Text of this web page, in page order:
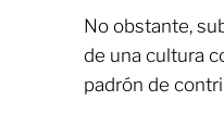
No obstante,
de una cultura
padrón de